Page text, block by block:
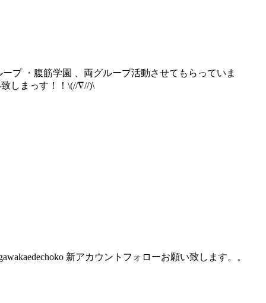
プ ・腹筋学園 、両グループ活動させてもらっていま
しまっす！！\(//∇//)\
新アカウントフォローお願い致します。。